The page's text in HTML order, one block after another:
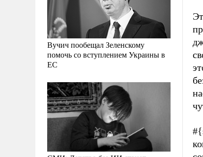
Вучич пообещал Зеленскому
помочь со вступлением Украины в
ЕС